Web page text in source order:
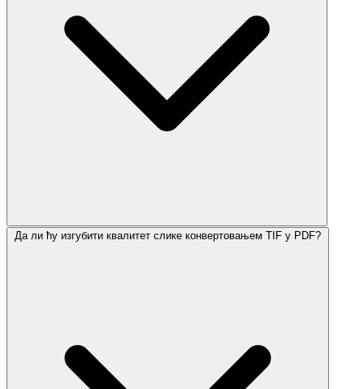
Да ли ћу изгубити квалитет слике конвертовањем TIF у PDF?